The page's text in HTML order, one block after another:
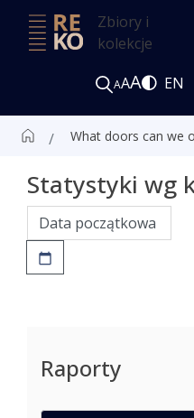
Zbiory i
kolekcje
AAA EN
What doors can we
Statystyki wg
Raporty